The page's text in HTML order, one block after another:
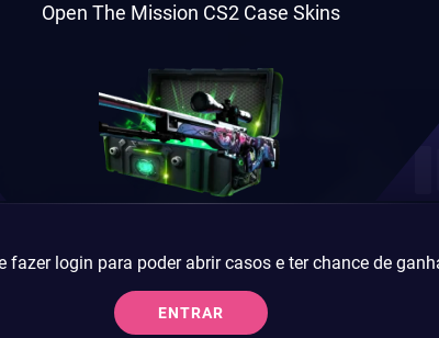
Open The Mission CS2 Case Skins
fazer login para poder abrir casos e ter chance de
ENTRAR